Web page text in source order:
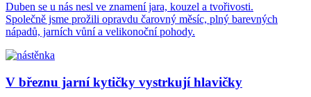
Duben se u nás nesl ve znamení jara, kouzel a tvořivosti.
Společně jsme prožili opravdu čarovný měsíc, plný barevných
nápadů, jarních vůní a velikonoční pohody.
V březnu jarní kytičky vystrkují hlavičky